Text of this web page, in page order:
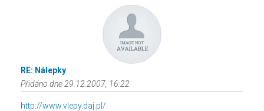
RE: Nálepky
Přidáno dne 29.12.2007, 16:22
http://www.vlepy.daj.pl/